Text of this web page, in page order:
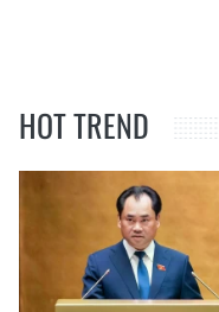
HOT TREND